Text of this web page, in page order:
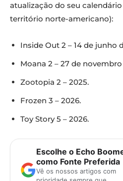
atualização do seu
território norte-americano):
Inside Out 2 – 14 de junho
Moana 2 – 27 de
Zootopia 2 – 2025.
Frozen 3 – 2026.
Toy Story 5 – 2026.
Escolhe o Echo
como Fonte Preferida
Vê os nossos artigos com